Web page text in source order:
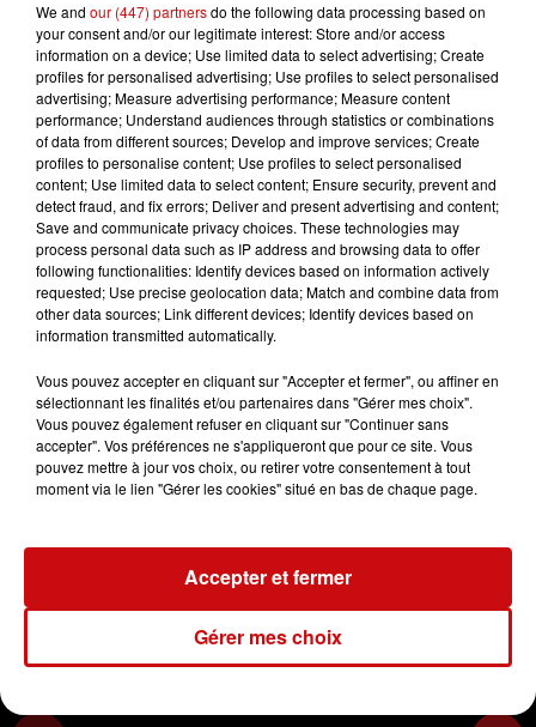
radio nutrition
alimentation
naturopathie
micronutrition
médecine
santé
santé naturelle
hygiène
#naturopathe DKL
DKL - Anita Blenner
La phosphatidylcholine
17 mars 2023 - 2 min 34 sec
17/03/2023 LE PSORIASIS 5/5
La phosphatidylcholine
We and our (447) partnersdo the following data processing based on
your consent and/or our legitimate interest: Store and/or access
information on a device; Use limited data to select advertising; Create
profiles for personalised advertising; Use profiles to select personalised
advertising; Measure advertising performance; Measure content
performance; Understand audiences through statistics or combinations
of data from different sources; Develop and improve services; Create
profiles to personalise content; Use profiles to select personalised
content; Use limited data to select content; Ensure security, prevent and
detect fraud, and fix errors; Deliver and present advertising and content;
Save and communicate privacy choices. These technologies may
process personal data such as IP address and browsing data to offer
following functionalities: Identify devices based on information actively
requested; Use precise geolocation data; Match and combine data from
other data sources; Link different devices; Identify devices based on
information transmitted automatically.
Vous pouvez accepter en cliquant sur "Accepter et fermer", ou affiner en
sélectionnant les finalités et/ou partenaires dans "Gérer mes choix".
Vous pouvez également refuser en cliquant sur "Continuer sans
accepter". Vos préférences ne s'appliqueront que pour ce site. Vous
pouvez mettre à jour vos choix, ou retirer votre consentement à tout
moment via le lien "Gérer les cookies" situé en bas de chaque page.
Gérer mes choix
Accepter et fermer